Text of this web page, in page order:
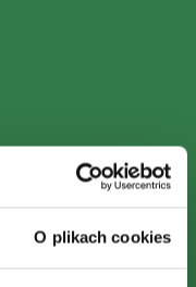
O plikach cookies